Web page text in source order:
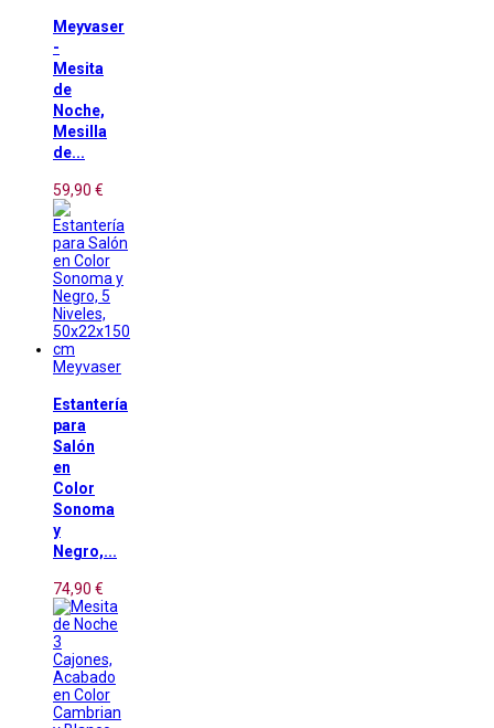
Meyvaser
-
Mesita
de
Noche,
Mesilla
de...
59,90 €
Meyvaser
Estantería
para
Salón
en
Color
Sonoma
y
Negro,...
74,90 €